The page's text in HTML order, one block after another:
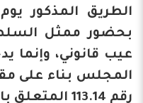
بحضور ممثل
عيب قانوني، وإنما
المجلس بناء على
رقم 113.14 المتعلق بالجماعات.